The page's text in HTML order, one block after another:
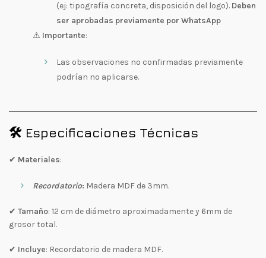
(ej: tipografía concreta, disposición del logo). Deben
ser aprobadas previamente por WhatsApp
⚠️ Importante:
Las observaciones no confirmadas previamente
podrían no aplicarse.
🛠️ Especificaciones Técnicas
✔ Materiales:
Recordatorio: Madera MDF de 3mm.
✔ Tamaño: 12 cm de diámetro aproximadamente y 6mm de
grosor total.
✔ Incluye: Recordatorio de madera MDF.